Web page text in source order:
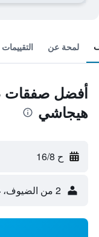
لمحة عن التقييمات
أفضل صفقات
هيجاشي
ح 16/8
2 من الضيوف، غرفة واحدة